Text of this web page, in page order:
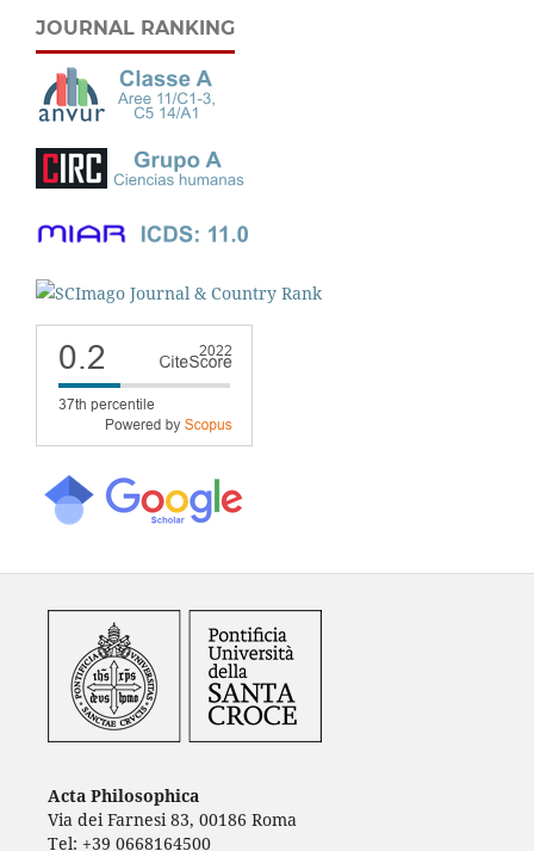
JOURNAL RANKING
Acta Philosophica
Via dei Farnesi 83, 00186 Roma
Tel: +39 0668164500